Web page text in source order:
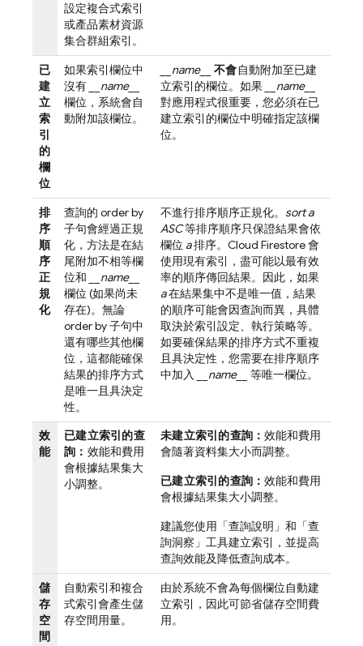
設定複合式索引
或產品素材資源
集合群組索引。
已
建
立
索
引
的
欄
位
如果索引欄位中
沒有
__name__
欄位，系統會自
動附加該欄位。
__name__ 不會自動附加至已建
立索引的欄位。如果
__name__
對應用程式很重要，您必須在已
建立索引的欄位中明確指定該欄
位。
排
序
順
序
正
規
化
查詢的 order by
子句會經過正規
化，方法是在結
尾附加不相等欄
位和
__name__
欄位 (如果尚未
存在)。無論
order by 子句中
還有哪些其他欄
位，這都能確保
結果的排序方式
是唯一且具決定
性。
不進行排序順序正規化。 sort a
ASC等排序順序只保證結果會依
欄位 a排序。 Cloud Firestore會
使用現有索引，盡可能以最有效
率的順序傳回結果。因此，如果
a在結果集中不是唯一值，結果
的順序可能會因查詢而異，具體
取決於索引設定、執行策略等。
如要確保結果的排序方式不重複
且具決定性，您需要在排序順序
中加入
__name__ 等唯一欄位。
效
能
已建立索引的查
詢： 效能和費用
會根據結果集大
小調整。
未建立索引的查詢：效能和費用
會隨著資料集大小而調整。
已建立索引的查詢：效能和費用
會根據結果集大小調整。
建議您使用「查詢說明」和「查
詢洞察」工具建立索引，並提高
查詢效能及降低查詢成本。
儲
存
空
間
自動索引和複合
式索引會產生儲
存空間用量。
由於系統不會為每個欄位自動建
立索引，因此可節省儲存空間費
用。